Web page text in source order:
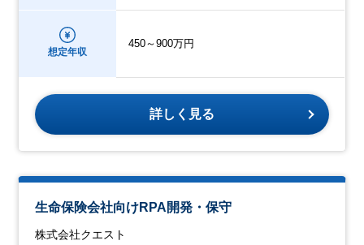
想定年収
450～900万円
詳しく見る
生命保険会社向けRPA開発・保守
株式会社クエスト